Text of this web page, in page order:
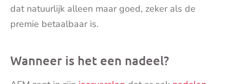
dat natuurlijk alleen maar goed, zeker als de
premie betaalbaar is.
Wanneer is het een nadeel?